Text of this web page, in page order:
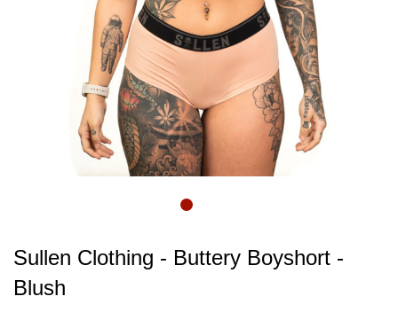
Sullen Clothing - Buttery Boyshort -
Blush